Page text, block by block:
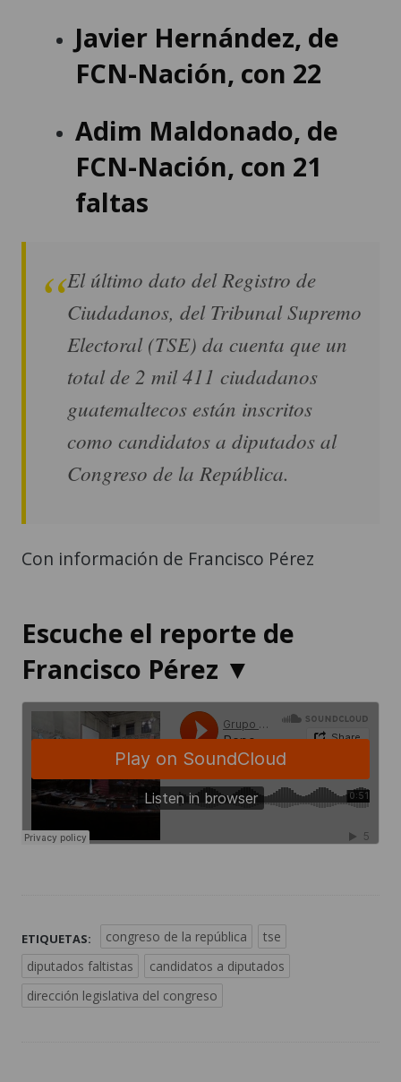
Javier Hernández, de
FCN-Nación, con 22
Adim Maldonado, de
FCN-Nación, con 21
faltas
El último dato del Registro de
Ciudadanos, del Tribunal Supremo
Electoral (TSE) da cuenta que un
total de 2 mil 411 ciudadanos
guatemaltecos están inscritos
como candidatos a diputados al
Congreso de la República.
Con información de Francisco Pérez
Escuche el reporte de
Francisco Pérez ▼
ETIQUETAS: congreso de la república
tse
diputados faltistas
candidatos a diputados
dirección legislativa del congreso